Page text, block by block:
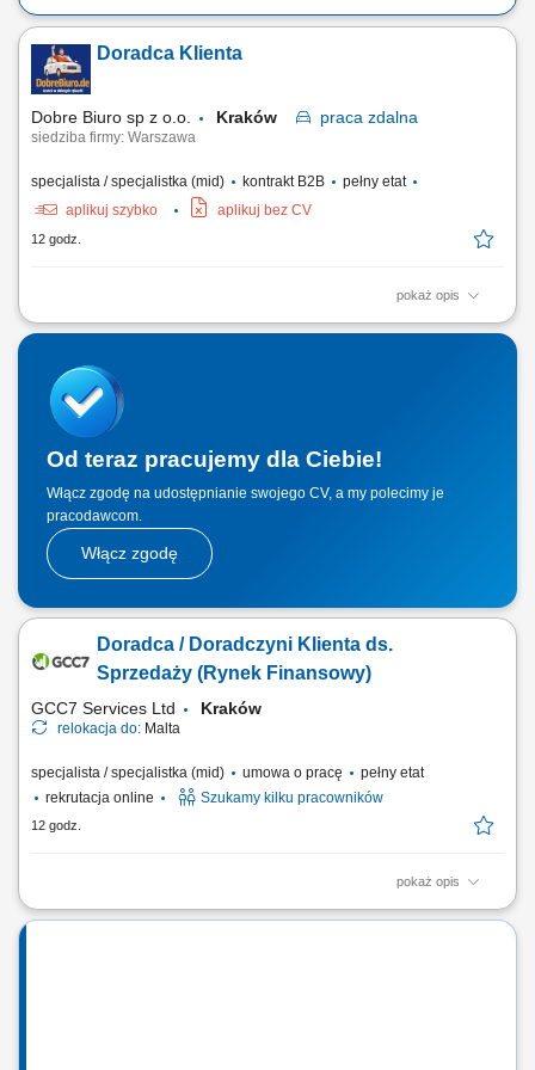
Doradca Klienta
Dobre Biuro sp z o.o. Kraków praca zdalna
siedziba firmy: Warszawa
specjalista / specjalistka (mid) kontrakt B2B
pełny etat
aplikuj szybko
aplikuj bez CV
12 godz.
pokaż opis
Twój zakres obowiązków: Telefoniczna obsługa klientów polskich;
nami na rozmowy przez naszą stronę www; zawieranie umów z
klientami na realizację naszych usług; nadzorowanie płatności;
zbieranie niezbędnych informacji...
Od teraz pracujemy dla Ciebie!
Włącz zgodę na udostępnianie swojego CV, a my polecimy je
pracodawcom.
Włącz zgodę
Doradca / Doradczyni Klienta ds.
Sprzedaży (Rynek Finansowy)
GCC7 Services Ltd Kraków
relokacja do: Malta
specjalista / specjalistka (mid) umowa o pracę
pełny etat
rekrutacja online
Szukamy kilku pracowników
12 godz.
pokaż opis
Zakres obowiązków: Telefoniczny kontakt z klientami zainteresowanymi